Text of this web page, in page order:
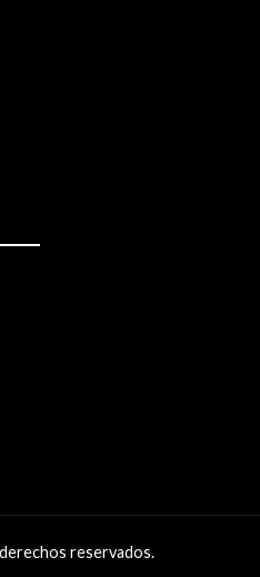
reservados.